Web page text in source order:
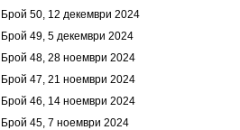
Брой 50, 12 декември 2024
Брой 49, 5 декември 2024
Брой 48, 28 ноември 2024
Брой 47, 21 ноември 2024
Брой 46, 14 ноември 2024
Брой 45, 7 ноември 2024